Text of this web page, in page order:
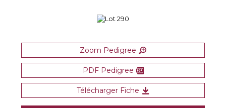
Zoom Pedigree
PDF Pedigree
Télécharger Fiche